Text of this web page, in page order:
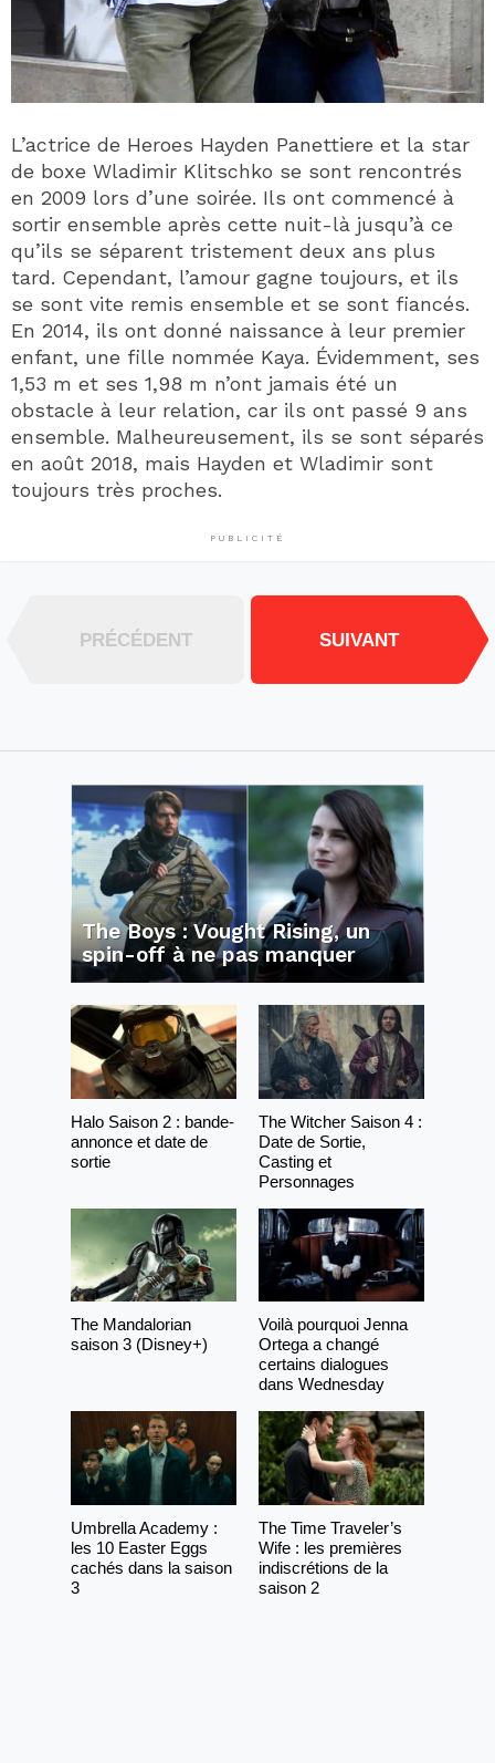
L’actrice de Heroes Hayden Panettiere et la star
de boxe Wladimir Klitschko se sont rencontrés
en 2009 lors d’une soirée. Ils ont commencé à
sortir ensemble après cette nuit-là jusqu’à ce
qu’ils se séparent tristement deux ans plus
tard. Cependant, l’amour gagne toujours, et ils
se sont vite remis ensemble et se sont fiancés.
En 2014, ils ont donné naissance à leur premier
enfant, une fille nommée Kaya. Évidemment, ses
1,53 m et ses 1,98 m n’ont jamais été un
obstacle à leur relation, car ils ont passé 9 ans
ensemble. Malheureusement, ils se sont séparés
en août 2018, mais Hayden et Wladimir sont
toujours très proches.
PUBLICITÉ
PRÉCÉDENT SUIVANT
The Boys : Vought Rising, un
spin-off à ne pas manquer
Halo Saison 2 : bande-
annonce et date de
sortie
The Witcher Saison 4 :
Date de Sortie,
Casting et
Personnages
The Mandalorian
saison 3 (Disney+)
Voilà pourquoi Jenna
Ortega a changé
certains dialogues
dans Wednesday
Umbrella Academy :
les 10 Easter Eggs
cachés dans la saison
3
The Time Traveler’s
Wife : les premières
indiscrétions de la
saison 2